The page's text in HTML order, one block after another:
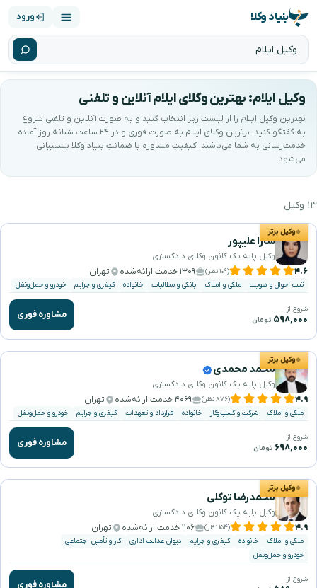
بنیاد وکلا ورود
وکیل ایلام: بهترین وکلای ایلام آنلاین و تلفنی
بهترین وکیل ایلام را از لیست زیر انتخاب کنید و به صورت آنلاین و تلفنی شروع
به گفتگو کنید. برترین وکلای ایلام به صورت فوری و در ۲۴ ساعت شبانه روز آماده
خدمت‌رسانی به شما می‌باشند. کیفیتِ مشاوره با ضمانتِ بنیاد وکلا پشتیبانی
می‌شود.
بهترین وکیل ایلام را جستجو و انتخاب کنید
۱۳ وکیل
وکیل برتر
سارا علیپور
وکیل پایه یک کانون وکلای دادگستری
۴.۶ (۱۰۹ نظر) ۱۳۰۹ خدمت ارائه‌شده تهران
ثبت احوال و هویت ملکی و املاک بانکی و مطالبات خانواده کیفری و جرایم خودرو و حمل‌ونقل
شروع از
۵۹۸,۰۰۰ تومان مشاوره فوری
وکیل برتر
محمد محمدی
وکیل پایه یک کانون وکلای دادگستری
۴.۹ (۸۷۶ نظر) ۴۰۶۹ خدمت ارائه‌شده تهران
ملکی و املاک شرکت و کسب‌وکار خانواده قرارداد و تعهدات کیفری و جرایم خودرو و حمل‌ونقل
شروع از
۶۹۸,۰۰۰ تومان مشاوره فوری
وکیل برتر
محمدرضا توکلی
وکیل پایه یک کانون وکلای دادگستری
۴.۹ (۱۵۴ نظر) ۱۱۰۶ خدمت ارائه‌شده تهران
ملکی و املاک خانواده کیفری و جرایم دیوان عدالت اداری
کار و تأمین اجتماعی
خودرو و حمل‌ونقل
شروع از مشاوره فوری